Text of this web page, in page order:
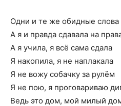
Одни и те же обидные слова
А я и правда сдавала на
А я учила, я всё сама сдала
Я накопила, я не наплакала
Я не вожу собачку за рулём
Я не пою, я проговариваю
Ведь это дом, мой милый